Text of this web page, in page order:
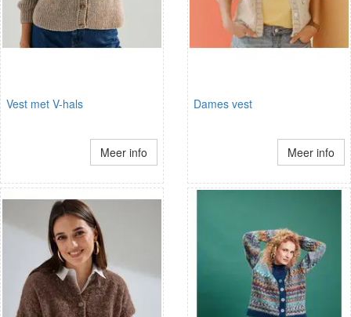
Vest met V-hals
Meer info
Dames vest
Meer info